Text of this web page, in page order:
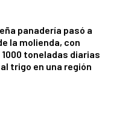
panadería pasó a
la molienda, con
toneladas diarias
trigo en una región